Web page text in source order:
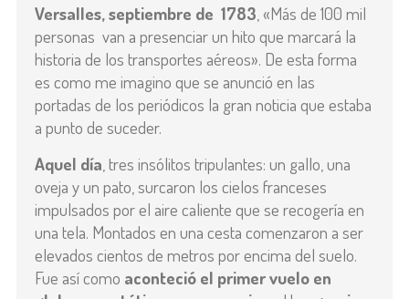
Versalles, septiembre de 1783 , «Más de 100 mil
personas van a presenciar un hito que marcará la
historia de los transportes aéreos». De esta forma
es como me imagino que se anunció en las
portadas de los periódicos la gran noticia que estaba
a punto de suceder.
Aquel día , tres insólitos tripulantes: un gallo, una
oveja y un pato, surcaron los cielos franceses
impulsados por el aire caliente que se recogería en
una tela. Montados en una cesta comenzaron a ser
elevados cientos de metros por encima del suelo.
Fue así como aconteció el primer vuelo en